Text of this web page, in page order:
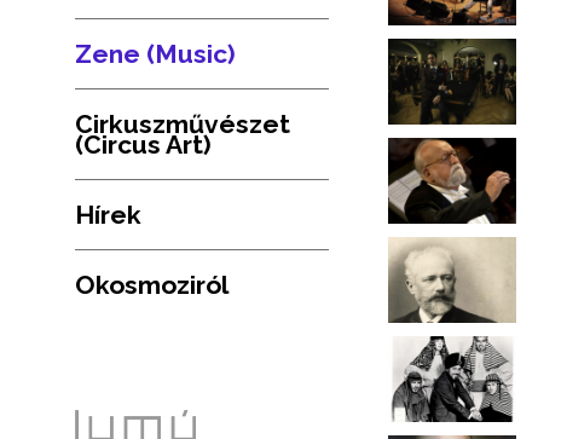
Zene (Music)
Cirkuszművészet
(Circus Art)
Hírek
Okosmoziról